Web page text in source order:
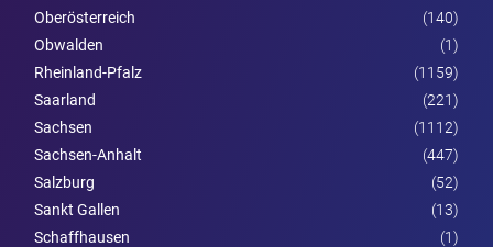
Ober­österreich
(140)
Obwalden
(1)
Rheinland-Pfalz
(1159)
Saarland
(221)
Sachsen
(1112)
Sachsen-Anhalt
(447)
Salzburg
(52)
Sankt Gallen
(13)
Schaffhausen
(1)